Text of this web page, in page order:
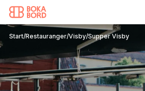
Start/Restauranger/Visby/Supper Visby